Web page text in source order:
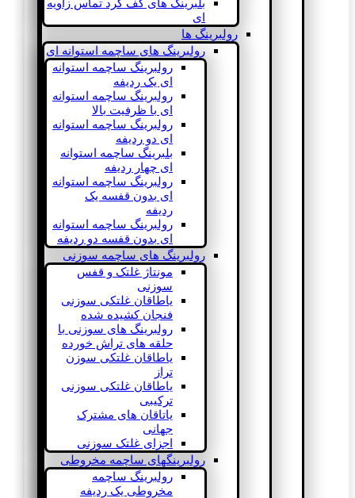
بلبرینگ های کف گرد تماس زاویه
ای
رولبرینگ ها
رولبرینگ های ساچمه استوانه ای
رولبرینگ ساچمه استوانه
ای یک ردیفه
رولبرینگ ساچمه استوانه
ای با ظرفیت بالا
رولبرینگ ساچمه استوانه
ای دو ردیفه
بلبرینگ ساچمه استوانه
ای چهار ردیفه
رولبرینگ ساچمه استوانه
ای بدون قفسه یک
ردیفه
رولبرینگ ساچمه استوانه
ای بدون قفسه دو ردیفه
رولبرینگ های ساچمه سوزنی
مونتاژ غلتک و قفس
سوزنی
یاطاقان غلتکی سوزنی
فنجان کشیده شده
رولبرینگ های سوزنی با
حلقه های تراش خورده
یاطاقان غلتکی سوزن
تراز
یاطاقان غلتکی سوزنی
ترکیبی
یاتاقان های مشترک
جهانی
اجزای غلتک سوزنی
رولبرینگهای ساچمه مخروطی
رولبرینگ ساچمه
مخروطی یک ردیفه